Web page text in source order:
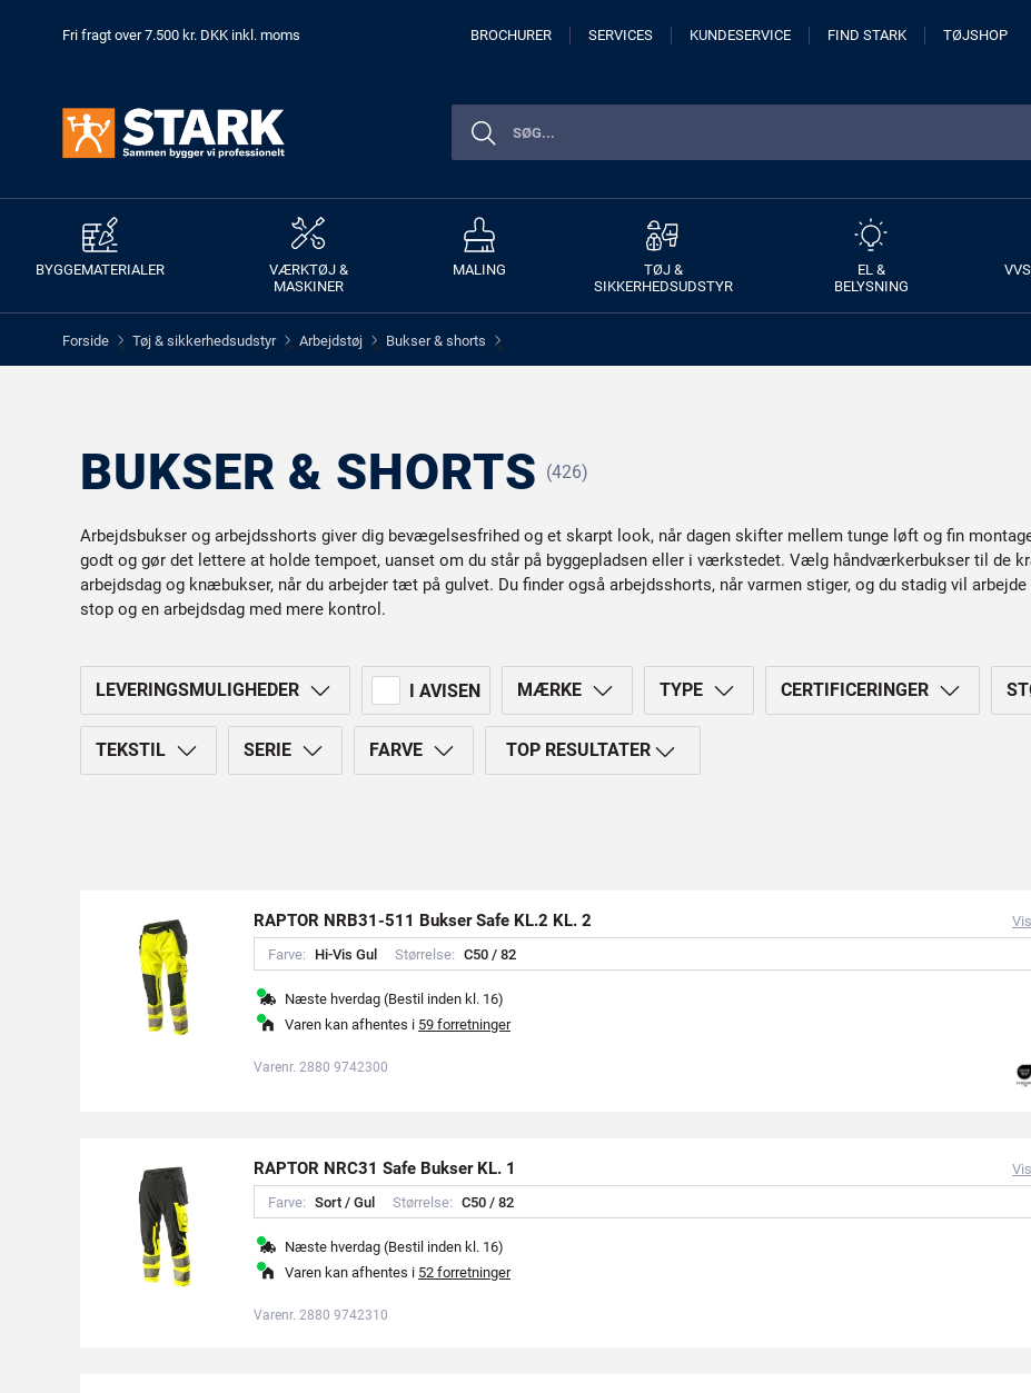
Fri fragt over 7.500 kr. DKK inkl. moms BROCHURER SERVICES KUNDESERVICE FIND STARK TØJSHOP
BYGGEMATERIALER
VÆRKTØJ &
MASKINER
MALING
TØJ &
SIKKERHEDSUDSTYR
EL &
BELYSNING
Forside > Tøj & sikkerhedsudstyr > Arbejdstøj > Bukser & shorts >
BUKSER & SHORTS (426)
Arbejdsbukser og arbejdsshorts giver dig bevægelsesfrihed og et skarpt look, når dagen skifter mellem tunge løft og fin
godt og gør det lettere at holde tempoet, uanset om du står på byggepladsen eller i værkstedet. Vælg håndværkerbukser til de
arbejdsdag og knæbukser, når du arbejder tæt på gulvet. Du finder også arbejdsshorts, når varmen stiger, og du stadig vil
stop og en arbejdsdag med mere kontrol.
LEVERINGSMULIGHEDER I AVISEN MÆRKE TYPE CERTIFICERINGER
TEKSTIL SERIE FARVE TOP RESULTATER
RAPTOR NRB31-511 Bukser Safe KL.2 KL. 2
Farve:
Hi-Vis Gu Størrelse: C50 / 82
Næste hverdag (Bestil inden kl. 16)
Varen kan afhentes i 59 forretninger
Varenr. 2880 9742300
RAPTOR NRC31 Safe Bukser KL. 1
Farve: Sort / Gu Størrelse: C50 / 82
Næste hverdag (Bestil inden kl. 16)
Varen kan afhentes i 52 forretninger
Varenr. 2880 9742310